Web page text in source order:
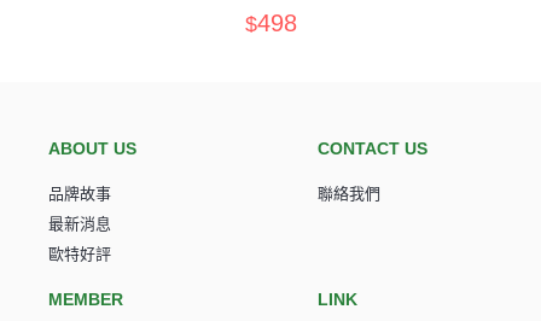
$498
ABOUT US
品牌故事
最新消息
歐特好評
CONTACT US
聯絡我們
MEMBER LINK